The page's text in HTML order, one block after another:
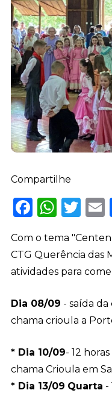
Compartilhe
Com o tema
CTG Querência das
atividades para
Dia 08/09 - saída da
chama crioula a
* Dia 10/09- 12
chama Crioula em
* Dia 13/09 Quarta -